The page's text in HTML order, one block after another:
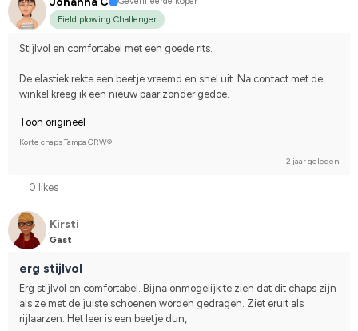
Field plowing Challenger
Stijlvol en comfortabel met een goede rits.
De elastiek rekte een beetje vreemd en snel uit. Na contact met de
winkel kreeg ik een nieuw paar zonder gedoe.
Toon origineel
Korte chaps Tampa CRW®
2 jaar geleden
0 likes
Kirsti
Gast
erg stijlvol
Erg stijlvol en comfortabel. Bijna onmogelijk te zien dat dit chaps zijn
als ze met de juiste schoenen worden gedragen. Ziet eruit als
rijlaarzen. Het leer is een beetje dun,